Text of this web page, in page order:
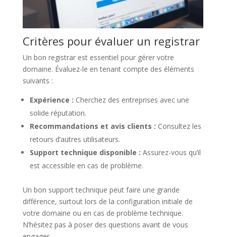
Critères pour évaluer un registrar
Un bon registrar est essentiel pour gérer votre
domaine. Évaluez-le en tenant compte des éléments
suivants :
Expérience : Cherchez des entreprises avec une
solide réputation.
Recommandations et avis clients : Consultez les
retours d’autres utilisateurs.
Support technique disponible : Assurez-vous qu’il
est accessible en cas de problème.
Un bon support technique peut faire une grande
différence, surtout lors de la configuration initiale de
votre domaine ou en cas de problème technique.
N’hésitez pas à poser des questions avant de vous